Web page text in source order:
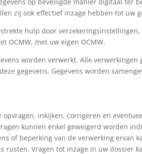
zij ook effectief inzage hebben tot uw
hulp door
OCMW, met uw eigen OCMW.
worden verwerkt. Alle
gegevens. Gegevens worden
inkijken, corrigeren en
kunnen enkel geweigerd worden
of beperking van de verwerking ervan
Vragen tot inzage in uw dossier